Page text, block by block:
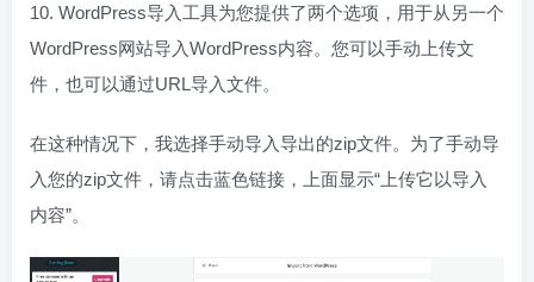
10. WordPress导入工具为您提供了两个选项，用于从另一个
WordPress网站导入WordPress内容。您可以手动上传文
件，也可以通过URL导入文件。
在这种情况下，我选择手动导入导出的zip文件。为了手动导
入您的zip文件，请点击蓝色链接，上面显示“上传它以导入
内容”。